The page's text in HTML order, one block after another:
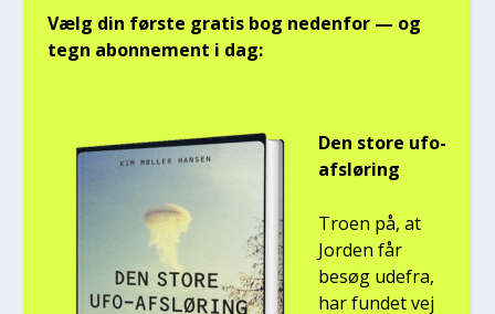
Vælg din før­ste gra­tis bog neden­for — og
tegn abon­ne­ment i dag:
Den sto­re ufo-
afslø­ring
Tro­en på, at
Jor­den får
besøg ude­fra,
har fun­det vej